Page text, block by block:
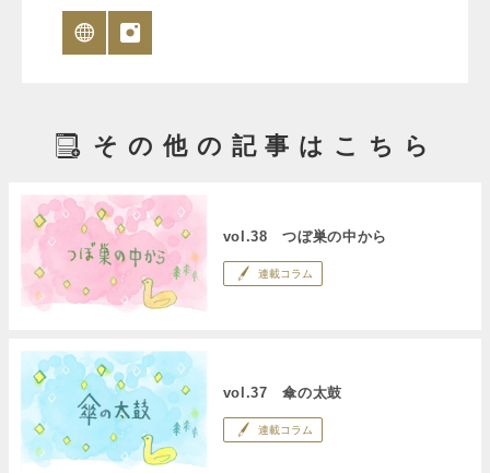
その他の記事はこちら
vol.38 つぼ巣の中から
連載コラム
vol.37 傘の太鼓
連載コラム